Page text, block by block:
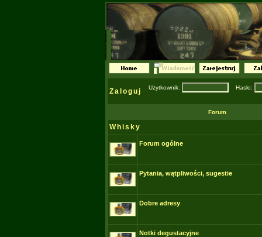
Zaloguj Użytkownik: Hasło:
Forum
Whisky
Forum ogólne
Pytania, wątpliwości, sugestie
Dobre adresy
Notki degustacyjne